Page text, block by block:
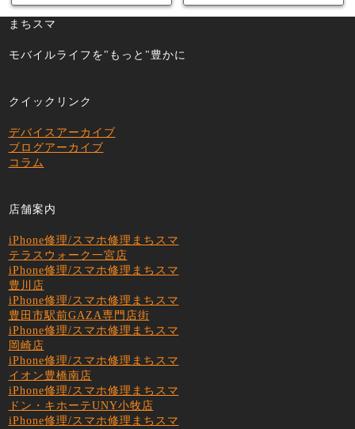
まちスマ
モバイルライフを"もっと"豊かに
クイックリンク
デバイスアーカイブ
ブログアーカイブ
コラム
店舗案内
iPhone修理/スマホ修理まちスマ
テラスウォーク一宮店
iPhone修理/スマホ修理まちスマ
豊川店
iPhone修理/スマホ修理まちスマ
豊田市駅前GAZA専門店街
iPhone修理/スマホ修理まちスマ
岡崎店
iPhone修理/スマホ修理まちスマ
イオン豊橋南店
iPhone修理/スマホ修理まちスマ
ドン・キホーテUNY小牧店
iPhone修理/スマホ修理まちスマ